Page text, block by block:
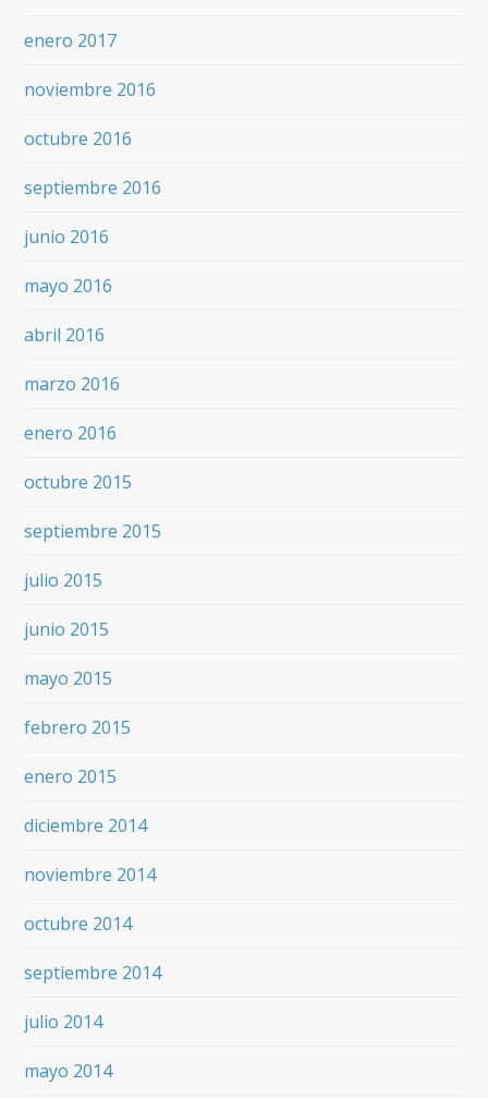
enero 2017
noviembre 2016
octubre 2016
septiembre 2016
junio 2016
mayo 2016
abril 2016
marzo 2016
enero 2016
octubre 2015
septiembre 2015
julio 2015
junio 2015
mayo 2015
febrero 2015
enero 2015
diciembre 2014
noviembre 2014
octubre 2014
septiembre 2014
julio 2014
mayo 2014